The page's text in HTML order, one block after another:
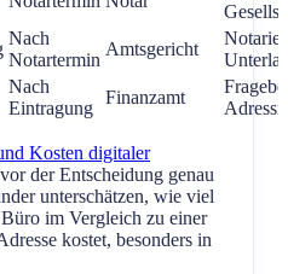
Nach
Notartermin
Amtsgericht
Nach
Eintragung
Finanzamt
Kosten digitaler
der Entscheidung genau
unterschätzen, wie viel
im Vergleich zu einer
kostet, besonders in